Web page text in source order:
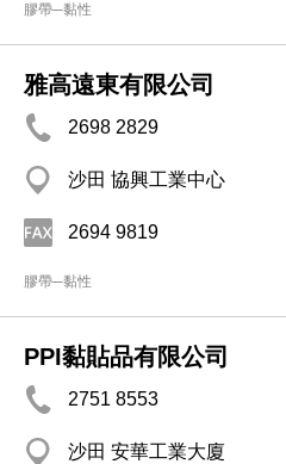
膠帶─黏性
雅高遠東有限公司
2698 2829
沙田 協興工業中心
2694 9819
膠帶─黏性
PPI黏貼品有限公司
2751 8553
沙田 安華工業大廈